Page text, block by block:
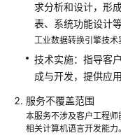
SAP
上
云
专
业
务
智
求分析和设计，形
表、系统功能设计等
工业数据转换引擎技术
技术实施：指导客
成与开发，提供应
服务不覆盖范围
本服务不涉及客户工程师
相关计算机语言开发能力。